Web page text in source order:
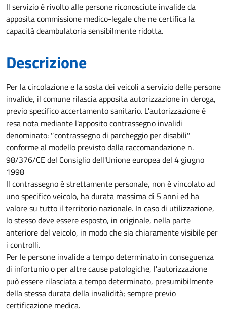
Il servizio è rivolto alle persone riconosciute invalide da
apposita commissione medico-legale che ne certifica la
capacità deambulatoria sensibilmente ridotta.
Descrizione
Per la circolazione e la sosta dei veicoli a servizio delle persone
invalide, il comune rilascia apposita autorizzazione in deroga,
previo specifico accertamento sanitario. L'autorizzazione è
resa nota mediante l'apposito contrassegno invalidi
denominato: ″contrassegno di parcheggio per disabili″
conforme al modello previsto dalla raccomandazione n.
98/376/CE del Consiglio dell'Unione europea del 4 giugno
1998
Il contrassegno è strettamente personale, non è vincolato ad
uno specifico veicolo, ha durata massima di 5 anni ed ha
valore su tutto il territorio nazionale. In caso di utilizzazione,
lo stesso deve essere esposto, in originale, nella parte
anteriore del veicolo, in modo che sia chiaramente visibile per
i controlli.
Per le persone invalide a tempo determinato in conseguenza
di infortunio o per altre cause patologiche, l'autorizzazione
può essere rilasciata a tempo determinato, presumibilmente
della stessa durata della invalidità; sempre previo
certificazione medica.